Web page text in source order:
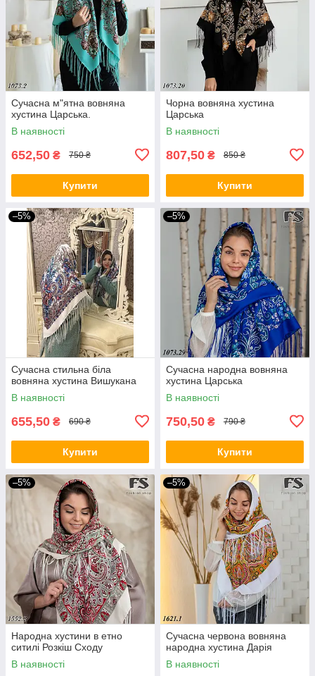
Сучасна м"ятна вовняна
хустина Царська.
В наявності
652,50 ₴ 750 ₴
Купити
Чорна вовняна хустина
Царська
В наявності
807,50 ₴ 850 ₴
Купити
–5%
Сучасна стильна біла
вовняна хустина Вишукана
В наявності
655,50 ₴ 690 ₴
Купити
–5%
Сучасна народна вовняна
хустина Царська
В наявності
750,50 ₴ 790 ₴
Купити
–5%
Народна хустини в етно
ситилі Розкіш Сходу
В наявності
–5%
Сучасна червона вовняна
народна хустина Дарія
В наявності